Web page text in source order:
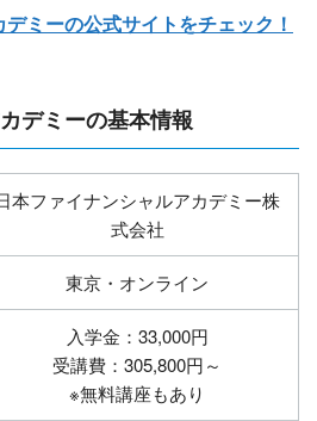
ミーの公式サイトをチェック！
デミーの基本情報
本ファイナンシャルアカデミー株
式会社
東京・オンライン
入学金：33,000円
受講費：305,800円～
※無料講座もあり